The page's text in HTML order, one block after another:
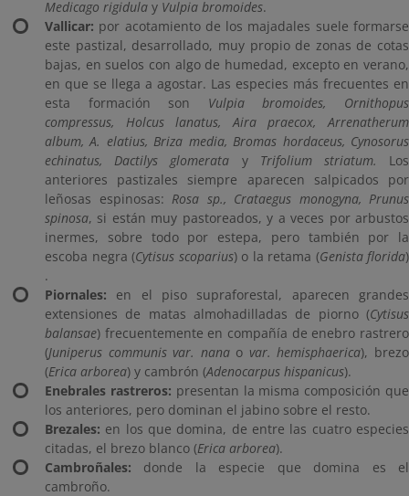
Medicago rigidula y Vulpia bromoides.
Vallicar: por acotamiento de los majadales suele formarse
este pastizal, desarrollado, muy propio de zonas de cotas
bajas, en suelos con algo de humedad, excepto en verano,
en que se llega a agostar. Las especies más frecuentes en
esta formación son Vulpia bromoides, Ornithopus
compressus, Holcus lanatus, Aira praecox, Arrenatherum
album, A. elatius, Briza media, Bromas hordaceus, Cynosorus
echinatus, Dactilys glomerata y Trifolium striatum. Los
anteriores pastizales siempre aparecen salpicados por
leñosas espinosas: Rosa sp., Crataegus monogyna, Prunus
spinosa, si están muy pastoreados, y a veces por arbustos
inermes, sobre todo por estepa, pero también por la
escoba negra (Cytisus scoparius) o la retama (Genista florida)
.
Piornales: en el piso supraforestal, aparecen grandes
extensiones de matas almohadilladas de piorno (Cytisus
balansae) frecuentemente en compañía de enebro rastrero
(Juniperus communis var. nanao var. hemisphaerica), brezo
(Erica arborea) y cambrón (Adenocarpus hispanicus).
Enebrales rastreros: presentan la misma composición que
los anteriores, pero dominan el jabino sobre el resto.
Brezales: en los que domina, de entre las cuatro especies
citadas, el brezo blanco (Erica arborea).
Cambroñales: donde la especie que domina es el
cambroño.